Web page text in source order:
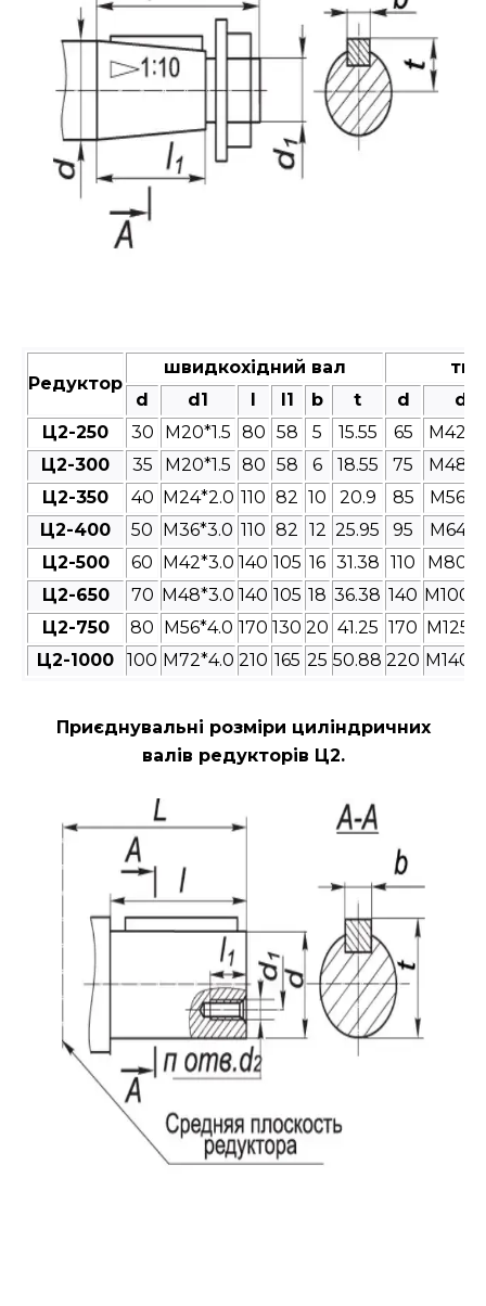
Редуктор
швидкохідний вал
d
d1 l1 b t d
d1
Ц2-250
30 M20*1.5 80 58 5 15.55 65
Ц2-300
35 M20*1.5 80 58 6 18.55 75
Ц2-350
40 M24*2.0 110 82 10 20.9 85
Ц2-400
50 M36*3.0 110 82 12 25.95 95
Ц2-500
60 M42*3.0 140 105 16 31.38 110
Ц2-650
70 M48*3.0 140 105 18 36.38 140
Ц2-750
80 M56*4.0 170 130 20 41.25 170
Ц2-1000
100 M72*4.0 210 165 25 50.88 220
Приєднувальні розміри циліндричних
валів редукторів Ц2.